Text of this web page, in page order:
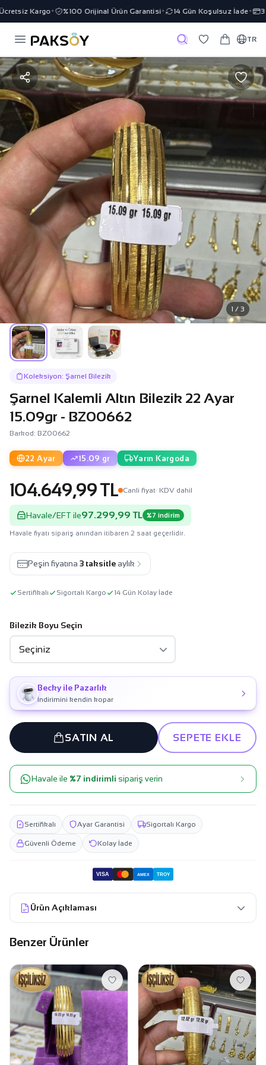
Kargo✦ %100 Orijinal Ürün Garantisi✦ 14 Gün Koşulsuz İade✦ 3
TR
1 / 3
Koleksiyon: Şarnel Bilezik
Şarnel Kalemli Altın Bilezik 22 Ayar
15.09gr - BZ00662
Barkod: BZ00662
22 Ayar 15.09 gr Yarın Kargoda
104.649,99 TL Canli fiyat· KDV dahil
Havale/EFT ile97.299,99 TL %7 indirim
Havale fiyatı sipariş anından itibaren 2 saat geçerlidir.
Peşin fiyatına 3 taksitle aylık
Sertifikalı Sigortalı Kargo 14 Gün Kolay İade
Bilezik Boyu Seçin
Becky ile Pazarlık
İndirimini kendin kopar
SATIN AL SEPETE EKLE
Havale ile %7 indirimli sipariş verin
Sertifikalı Ayar Garantisi Sigortalı Kargo
Güvenli Ödeme Kolay İade
VISA AMEX TROY
Ürün Açıklaması
Benzer Ürünler